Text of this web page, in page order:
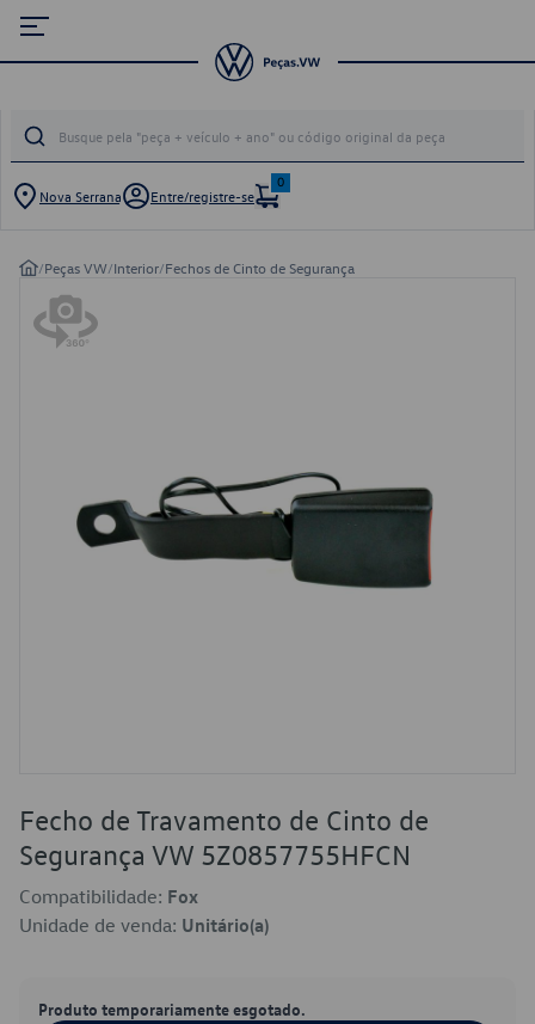
Nova Serrana Entre/registre-se
0
/Peças VW/Interior/Fechos de Cinto de Segurança
Fecho de Travamento de Cinto de
Segurança VW 5Z0857755HFCN
Compatibilidade: Fox
Unidade de venda: Unitário(a)
Produto temporariamente esgotado.